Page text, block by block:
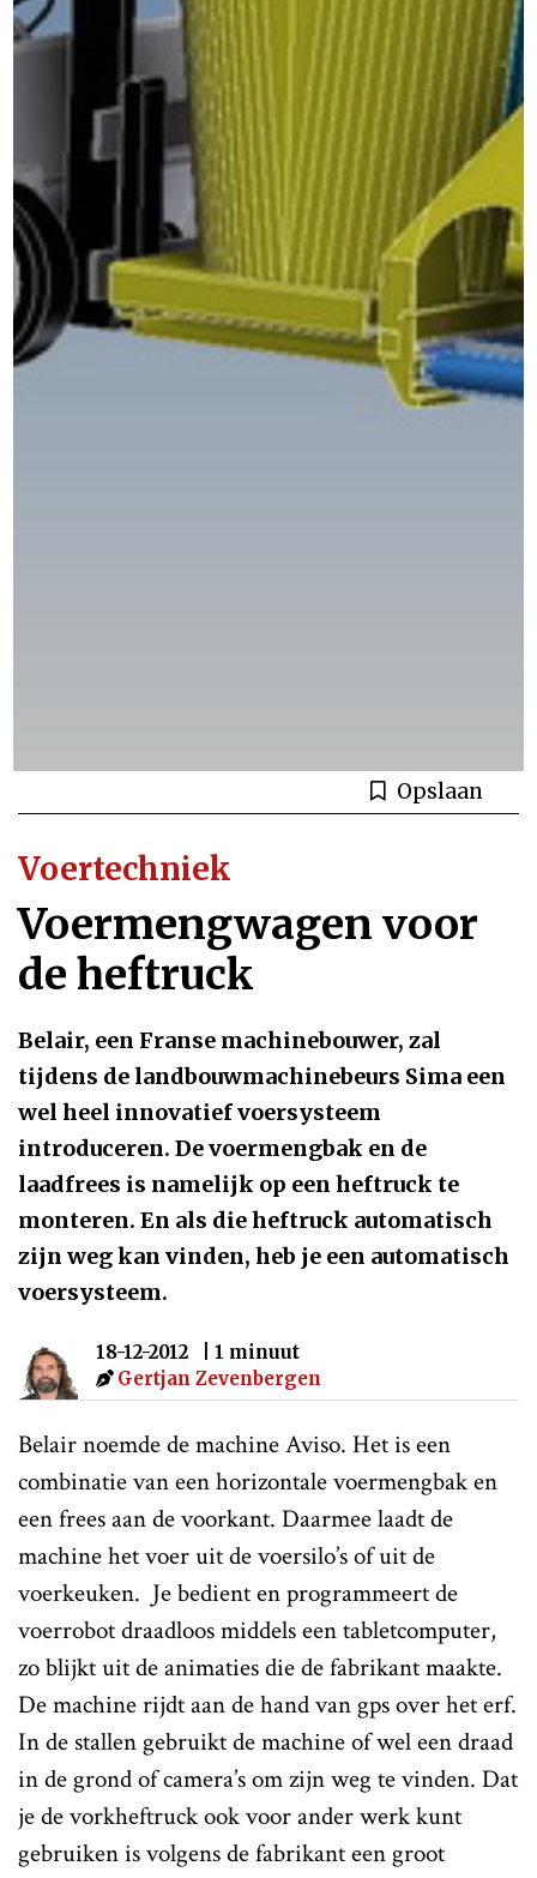
Opslaan
Voertechniek
Voermengwagen voor
de heftruck
Belair, een Franse machinebouwer, zal
tijdens de landbouwmachinebeurs Sima een
wel heel innovatief voersysteem
introduceren. De voermengbak en de
laadfrees is namelijk op een heftruck te
monteren. En als die heftruck automatisch
zijn weg kan vinden, heb je een automatisch
voersysteem.
18-12-2012
| 1 minuut
Gertjan Zevenbergen
Belair noemde de machine Aviso. Het is een
combinatie van een horizontale voermengbak en
een frees aan de voorkant. Daarmee laadt de
machine het voer uit de voersilo’s of uit de
voerkeuken. Je bedient en programmeert de
voerrobot draadloos middels een tabletcomputer,
zo blijkt uit de animaties die de fabrikant maakte.
De machine rijdt aan de hand van gps over het erf.
In de stallen gebruikt de machine of wel een draad
in de grond of camera’s om zijn weg te vinden. Dat
je de vorkheftruck ook voor ander werk kunt
gebruiken is volgens de fabrikant een groot